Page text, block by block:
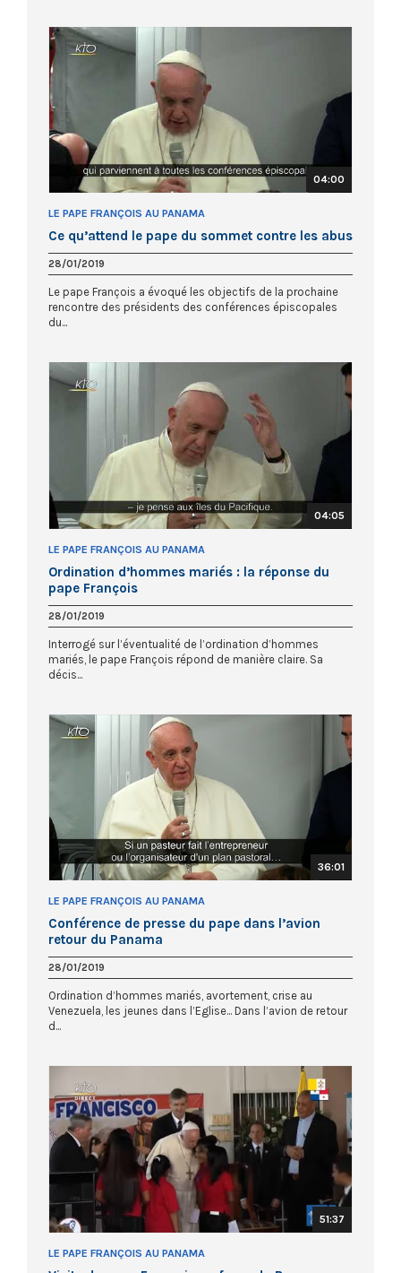
04:00
LE PAPE FRANÇOIS AU PANAMA
Ce qu’attend le pape du sommet contre les abus
28/01/2019
Le pape François a évoqué les objectifs de la prochaine
rencontre des présidents des conférences épiscopales
du...
04:05
LE PAPE FRANÇOIS AU PANAMA
Ordination d’hommes mariés : la réponse du
pape François
28/01/2019
Interrogé sur l’éventualité de l’ordination d’hommes
mariés, le pape François répond de manière claire. Sa
décis...
36:01
LE PAPE FRANÇOIS AU PANAMA
Conférence de presse du pape dans l’avion
retour du Panama
28/01/2019
Ordination d’hommes mariés, avortement, crise au
Venezuela, les jeunes dans l’Eglise... Dans l’avion de retour
d...
51:37
LE PAPE FRANÇOIS AU PANAMA